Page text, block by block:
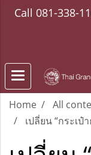
Call 081-338-
Home All
เปลี่ยน “กระเป๋